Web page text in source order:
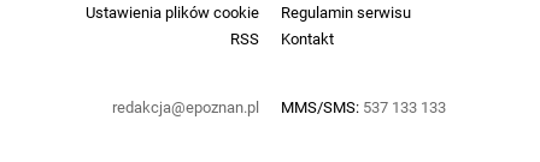
Ustawienia plików cookie
Regulamin serwisu
RSS
Kontakt
redakcja@epoznan.pl MMS/SMS: 537 133 133